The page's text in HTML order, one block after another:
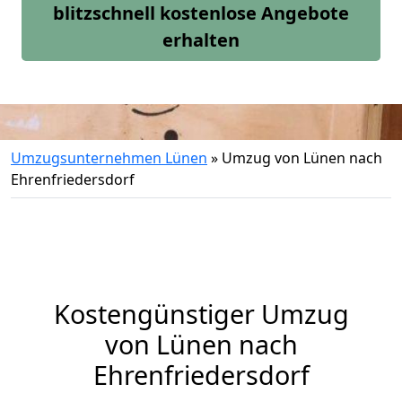
blitzschnell kostenlose Angebote
erhalten
Umzugsunternehmen Lünen » Umzug von Lünen nach
Ehrenfriedersdorf
Kostengünstiger Umzug
von Lünen nach
Ehrenfriedersdorf